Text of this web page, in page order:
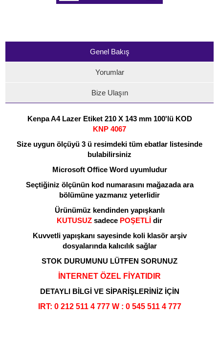
Genel Bakış
Yorumlar
Bize Ulaşın
Kenpa A4 Lazer Etiket 210 X 143 mm 100'lü KOD
KNP 4067
Size uygun ölçüyü 3 ü resimdeki tüm ebatlar listesinde
bulabilirsiniz
Microsoft Office Word uyumludur
Seçtiğiniz ölçünün kod numarasını mağazada ara
bölümüne yazmanız yeterlidir
Ürünümüz kendinden yapışkanlı
KUTUSUZ sadece POŞETLİ dir
Kuvvetli yapışkanı sayesinde koli klasör arşiv
dosyalarında kalıcılık sağlar
STOK DURUMUNU LÜTFEN SORUNUZ
İNTERNET ÖZEL FİYATIDIR
DETAYLI BİLGİ VE SİPARİŞLERİNİZ İÇİN
IRT: 0 212 511 4 777 W : 0 545 511 4 777